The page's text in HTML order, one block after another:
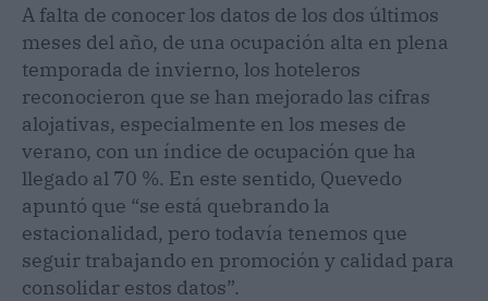
A falta de conocer los datos de los dos últimos
meses del año, de una ocupación alta en plena
temporada de invierno, los hoteleros
reconocieron que se han mejorado las cifras
alojativas, especialmente en los meses de
verano, con un índice de ocupación que ha
llegado al 70 %. En este sentido, Quevedo
apuntó que “se está quebrando la
estacionalidad, pero todavía tenemos que
seguir trabajando en promoción y calidad para
consolidar estos datos”.